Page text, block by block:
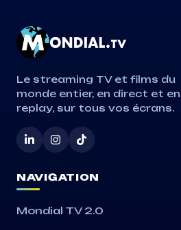
About Us
Le streaming TV et films du
monde entier, en direct et en
replay, sur tous vos écrans.
NAVIGATION
Mondial TV 2.0